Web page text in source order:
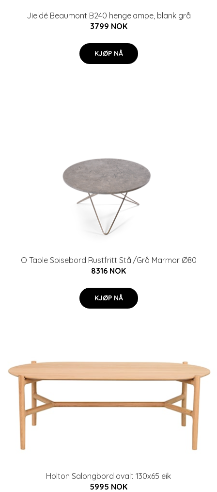
Jieldé Beaumont B240 hengelampe, blank grå
3799 NOK
KJØP NÅ
O Table Spisebord Rustfritt Stål/Grå Marmor Ø80
8316 NOK
KJØP NÅ
Holton Salongbord ovalt 130x65 eik
5995 NOK